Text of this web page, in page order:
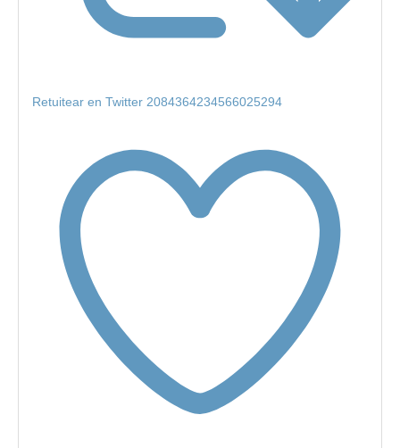
Retuitear en Twitter 2084364234566025294